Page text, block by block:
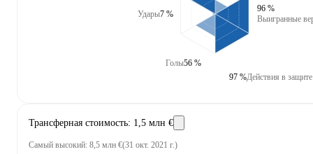
Удары7 %
Голы56 %
Выигранные
96 %
Действия в защите
97 %
Трансферная стоимость: 1,5 млн €
Самый высокий: 8,5 млн €(31 окт. 2021 г.)